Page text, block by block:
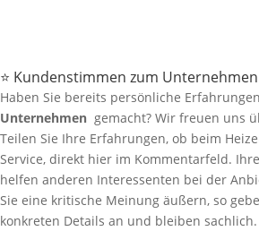
⭐ Kundenstimmen zum Unternehmen
Haben Sie bereits persönliche Erfahrungen
Unternehmen gemacht? Wir freuen uns
Teilen Sie Ihre Erfahrungen, ob beim
Service, direkt hier im Kommentarfeld.
helfen anderen Interessenten bei der
Sie eine kritische Meinung äußern, so
konkreten Details an und bleiben sachlich.